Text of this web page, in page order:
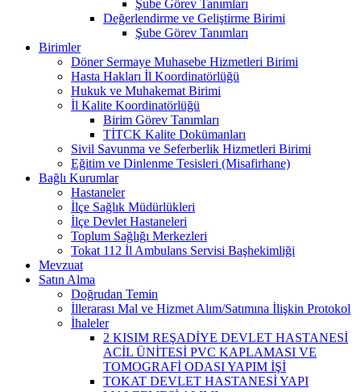
Şube Görev Tanımları
Değerlendirme ve Geliştirme Birimi
Şube Görev Tanımları
Birimler
Döner Sermaye Muhasebe Hizmetleri Birimi
Hasta Hakları İl Koordinatörlüğü
Hukuk ve Muhakemat Birimi
İl Kalite Koordinatörlüğü
Birim Görev Tanımları
TİTCK Kalite Dokümanları
Sivil Savunma ve Seferberlik Hizmetleri Birimi
Eğitim ve Dinlenme Tesisleri (Misafirhane)
Bağlı Kurumlar
Hastaneler
İlçe Sağlık Müdürlükleri
İlçe Devlet Hastaneleri
Toplum Sağlığı Merkezleri
Tokat 112 İl Ambulans Servisi Başhekimliği
Mevzuat
Satın Alma
Doğrudan Temin
İllerarası Mal ve Hizmet Alım/Satımına İlişkin Protokol
İhaleler
2 KISIM REŞADİYE DEVLET HASTANESİ
ACİL ÜNİTESİ PVC KAPLAMASI VE
TOMOGRAFİ ODASI YAPIM İŞİ
TOKAT DEVLET HASTANESİ YAPI